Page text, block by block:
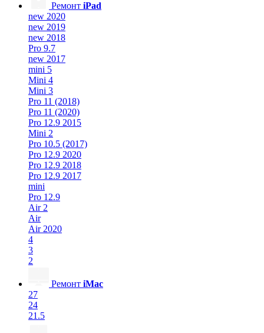
Ремонт iPad
new 2020
new 2019
new 2018
Pro 9.7
new 2017
mini 5
Mini 4
Mini 3
Pro 11 (2018)
Pro 11 (2020)
Pro 12.9 2015
Mini 2
Pro 10.5 (2017)
Pro 12.9 2020
Pro 12.9 2018
Pro 12.9 2017
mini
Pro 12.9
Air 2
Air
Air 2020
4
3
2
Ремонт iMac
27
24
21.5